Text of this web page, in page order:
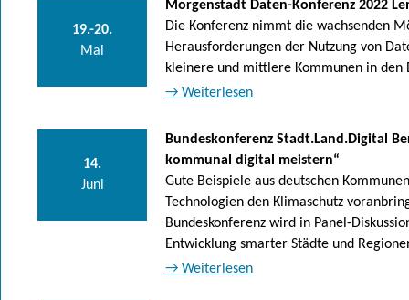
19.-20.
Mai
Morgenstadt Daten-Konferenz 2022
Die Konferenz nimmt die wachsenden
Herausforderungen der Nutzung von
kleinere und mittlere Kommunen in den
→ Weiterlesen
14.
Juni
Bundeskonferenz Stadt.Land.Digital
kommunal digital meistern“
Gute Beispiele aus deutschen
Technologien den Klimaschutz
Bundeskonferenz wird in Panel-
Entwicklung smarter Städte und
→ Weiterlesen